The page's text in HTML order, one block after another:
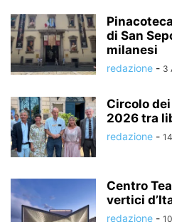
di San
milanesi
redazione - 3
Circolo
2026 tra
redazione -
Centro
vertici
redazione -